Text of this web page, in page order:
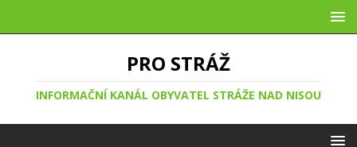
PRO STRÁŽ
INFORMAČNÍ KANÁL OBYVATEL STRÁŽE NAD NISOU